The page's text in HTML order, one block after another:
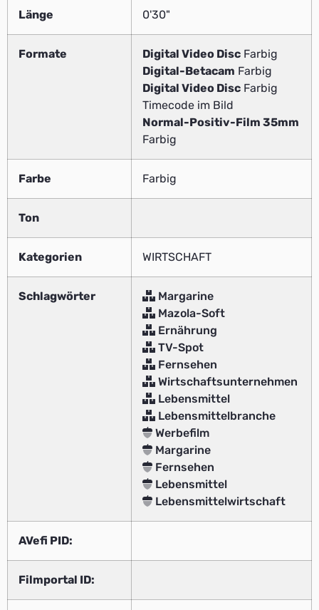
Länge 0'30"
Formate Digital Video Disc Farbig
Digital-Betacam Farbig
Digital Video Disc Farbig
Timecode im Bild
Normal-Positiv-Film 35mm
Farbig
Farbe Farbig
Ton
Kategorien WIRTSCHAFT
Schlagwörter
Margarine
Mazola-Soft
Ernährung
TV-Spot
Fernsehen
Wirtschaftsunternehmen
Lebensmittel
Lebensmittelbranche
Werbefilm
Margarine
Fernsehen
Lebensmittel
Lebensmittelwirtschaft
AVefi PID:
Filmportal ID: